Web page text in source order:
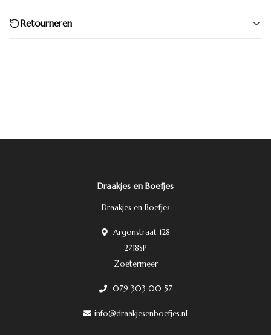
Retourneren
Draakjes en Boefjes
Draakjes en Boefjes
Argonstraat 128
2718SP
Zoetermeer
079 303 00 57
info@draakjesenboefjes.nl